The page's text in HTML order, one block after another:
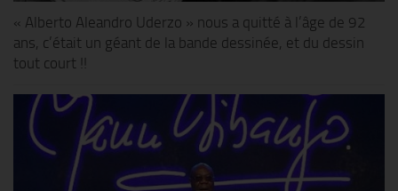
« Alberto Aleandro Uderzo » nous a quitté à l’âge de 92
ans, c’était un géant de la bande dessinée, et du dessin
tout court !!